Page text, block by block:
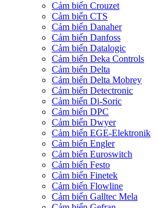
Cảm biến Crouzet
Cảm biến CTS
Cảm biến Danaher
Cảm biến Danfoss
Cảm biến Datalogic
Cảm biến Deka Controls
Cảm biến Delta
Cảm biến Delta Mobrey
Cảm biến Detectronic
Cảm biến Di-Soric
Cảm biến DPC
Cảm biến Dwyer
Cảm biến EGE-Elektronik
Cảm biến Engler
Cảm biến Euroswitch
Cảm biến Festo
Cảm biến Finetek
Cảm biến Flowline
Cảm biến Galltec Mela